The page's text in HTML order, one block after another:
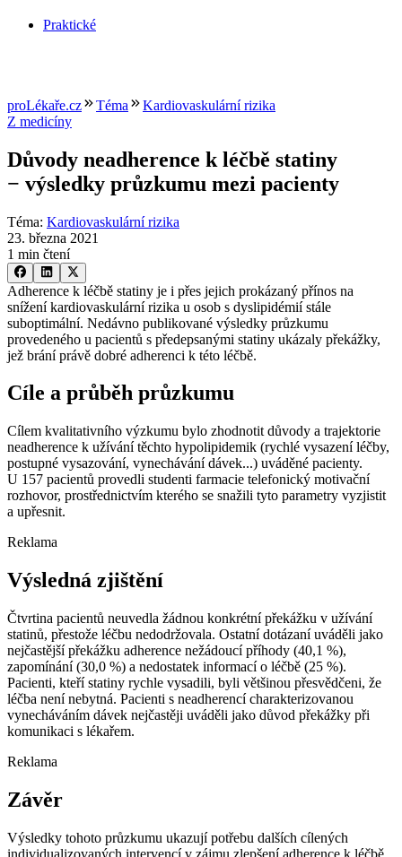
Praktické
proLékaře.cz Téma
Kardiovaskulární rizika
Z medicíny
Důvody neadherence k léčbě statiny
−⁠ výsledky průzkumu mezi pacienty
Téma: Kardiovaskulární rizika
23. března 2021
1 min čtení
Adherence k léčbě statiny je i přes jejich prokázaný přínos na
snížení kardiovaskulární rizika u osob s dyslipidémií stále
suboptimální. Nedávno publikované výsledky průzkumu
provedeného u pacientů s předepsanými statiny ukázaly překážky,
jež brání právě dobré adherenci k této léčbě.
Cíle a průběh průzkumu
Cílem kvalitativního výzkumu bylo zhodnotit důvody a trajektorie
neadherence k užívání těchto hypolipidemik (rychlé vysazení léčby,
postupné vysazování, vynechávání dávek...) uváděné pacienty.
U 157 pacientů provedli studenti farmacie telefonický motivační
rozhovor, prostřednictvím kterého se snažili tyto parametry vyzjistit
a upřesnit.
Reklama
Výsledná zjištění
Čtvrtina pacientů neuvedla žádnou konkrétní překážku v užívání
statinů, přestože léčbu nedodržovala. Ostatní dotázaní uváděli jako
nejčastější překážku adherence nežádoucí příhody (40,1 %),
zapomínání (30,0 %) a nedostatek informací o léčbě (25 %).
Pacienti, kteří statiny rychle vysadili, byli většinou přesvědčeni, že
léčba není nebytná. Pacienti s neadherencí charakterizovanou
vynecháváním dávek nejčastěji uváděli jako důvod překážky při
komunikaci s lékařem.
Reklama
Závěr
Výsledky tohoto průzkumu ukazují potřebu dalších cílených
individualizovaných intervencí v zájmu zlepšení adherence k léčbě